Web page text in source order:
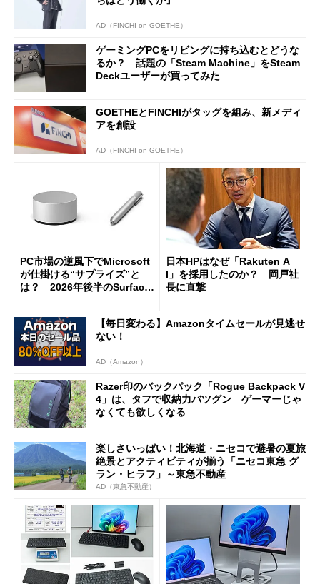
AD（FINCHI on GOETHE）
ゲーミングPCをリビングに持ち込むとどうな
るか？ 話題の「Steam Machine」をSteam
Deckユーザーが買ってみた
GOETHEとFINCHIがタッグを組み、新メディ
アを創設
AD（FINCHI on GOETHE）
PC市場の逆風下でMicrosoft
が仕掛ける“サプライズ”と
は？ 2026年後半のSurface
日本HPはなぜ「Rakuten A
I」を採用したのか？ 岡戸社
長に直撃
【毎日変わる】Amazonタイムセールが見逃せ
ない！
AD（Amazon）
Razer印のバックパック「Rogue Backpack V
4」は、タフで収納力バツグン ゲーマーじゃ
なくても欲しくなる
楽しさいっぱい！北海道・ニセコで避暑の夏旅
絶景とアクティビティが揃う「ニセコ東急 グ
ラン・ヒラフ」～東急不動産
AD（東急不動産）